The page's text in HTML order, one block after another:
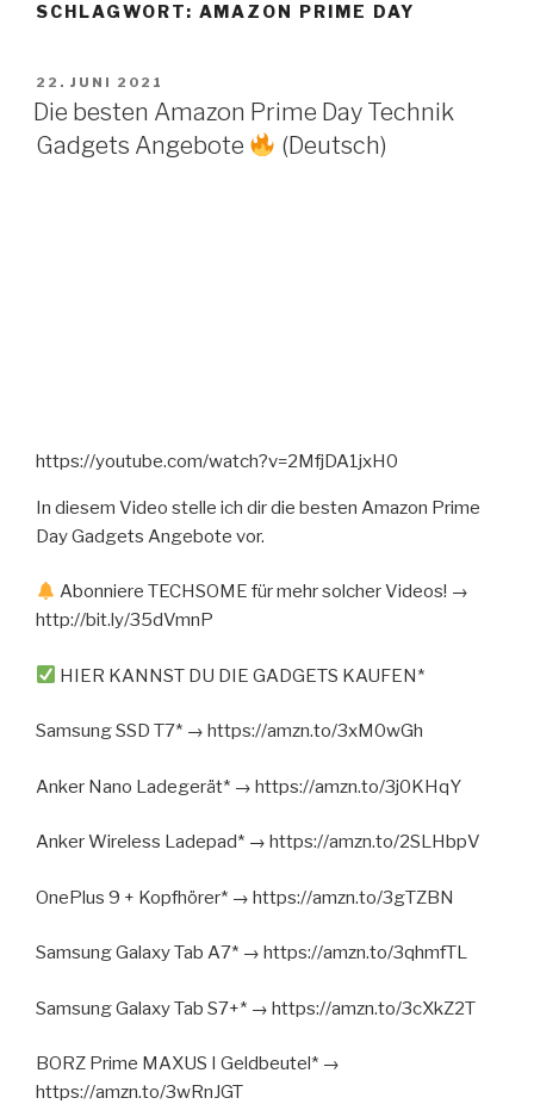
SCHLAGWORT: AMAZON PRIME DAY
VERÖFFENTLICHT
AM
22. JUNI 2021
Die besten Amazon Prime Day Technik
Gadgets Angebote
(Deutsch)
https://youtube.com/watch?v=2MfjDA1jxH0
In diesem Video stelle ich dir die besten Amazon Prime
Day Gadgets Angebote vor.
Abonniere TECHSOME für mehr solcher Videos! →
http://bit.ly/35dVmnP
HIER KANNST DU DIE GADGETS KAUFEN*
Samsung SSD T7* → https://amzn.to/3xM0wGh
Anker Nano Ladegerät* → https://amzn.to/3j0KHqY
Anker Wireless Ladepad* → https://amzn.to/2SLHbpV
OnePlus 9 + Kopfhörer* → https://amzn.to/3gTZBN
Samsung Galaxy Tab A7* → https://amzn.to/3qhmfTL
Samsung Galaxy Tab S7+* → https://amzn.to/3cXkZ2T
BORZ Prime MAXUS I Geldbeutel* →
https://amzn.to/3wRnJGT